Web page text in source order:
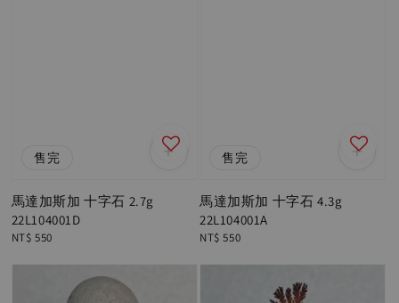
售完
馬達加斯加 十字石 2.7g
22L104001D
Regular
NT$ 550
售完
馬達加斯加 十字石 4.3g
22L104001A
Regular
NT$ 550